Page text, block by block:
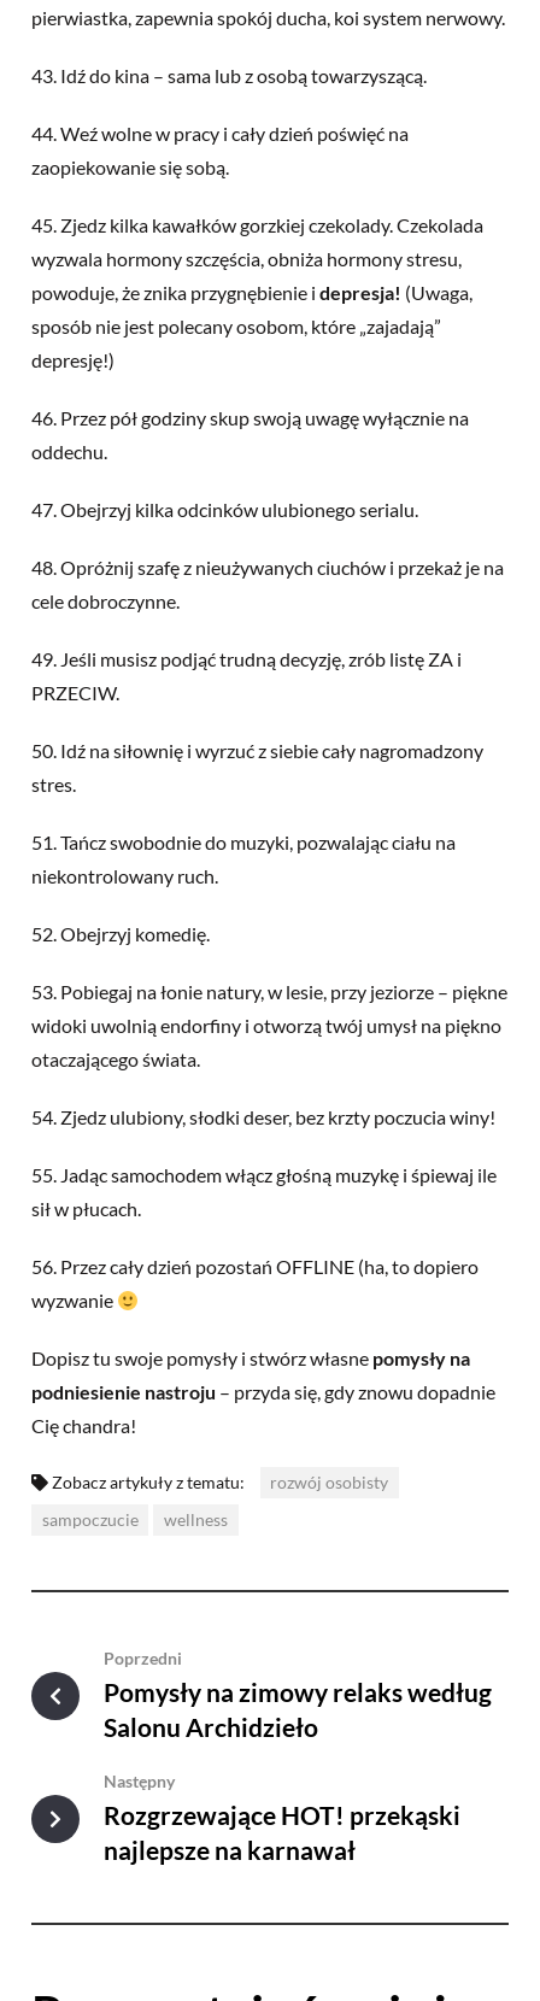
pierwiastka, zapewnia spokój ducha, koi system nerwowy.
43. Idź do kina – sama lub z osobą towarzyszącą.
44. Weź wolne w pracy i cały dzień poświęć na
zaopiekowanie się sobą.
45. Zjedz kilka kawałków gorzkiej czekolady. Czekolada
wyzwala hormony szczęścia, obniża hormony stresu,
powoduje, że znika przygnębienie i depresja! (Uwaga,
sposób nie jest polecany osobom, które „zajadają”
depresję!)
46. Przez pół godziny skup swoją uwagę wyłącznie na
oddechu.
47. Obejrzyj kilka odcinków ulubionego serialu.
48. Opróżnij szafę z nieużywanych ciuchów i przekaż je na
cele dobroczynne.
49. Jeśli musisz podjąć trudną decyzję, zrób listę ZA i
PRZECIW.
50. Idź na siłownię i wyrzuć z siebie cały nagromadzony
stres.
51. Tańcz swobodnie do muzyki, pozwalając ciału na
niekontrolowany ruch.
52. Obejrzyj komedię.
53. Pobiegaj na łonie natury, w lesie, przy jeziorze – piękne
widoki uwolnią endorfiny i otworzą twój umysł na piękno
otaczającego świata.
54. Zjedz ulubiony, słodki deser, bez krzty poczucia winy!
55. Jadąc samochodem włącz głośną muzykę i śpiewaj ile
sił w płucach.
56. Przez cały dzień pozostań OFFLINE (ha, to dopiero
wyzwanie
Dopisz tu swoje pomysły i stwórz własne pomysły na
podniesienie nastroju – przyda się, gdy znowu dopadnie
Cię chandra!
Zobacz artykuły z tematu:
rozwój osobisty
sampoczucie
wellness
Poprzedni
Pomysły na zimowy relaks według
Salonu Archidzieło
Następny
Rozgrzewające HOT! przekąski
najlepsze na karnawał